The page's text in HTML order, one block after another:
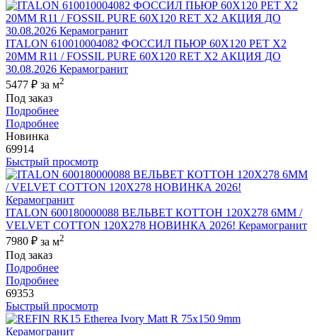
ITALON 610010004082 ФОССИЛ ПЬЮР 60X120 РЕТ Х2
20MM R11 / FOSSIL PURE 60X120 RET X2 АКЦИЯ ДО
30.08.2026 Керамогранит
5477 ₽ за м2
Под заказ
Подробнее
Подробнее
Новинка
69914
Быстрый просмотр
ITALON 600180000088 ВЕЛЬВЕТ КОТТОН 120X278 6ММ /
VELVET COTTON 120X278 НОВИНКА 2026! Керамогранит
7980 ₽ за м2
Под заказ
Подробнее
Подробнее
69353
Быстрый просмотр